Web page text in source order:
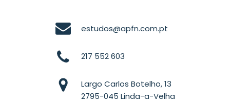
estudos@apfn.com.pt
217 552 603
Largo Carlos Botelho, 13
2795-045 Linda-a-Velha